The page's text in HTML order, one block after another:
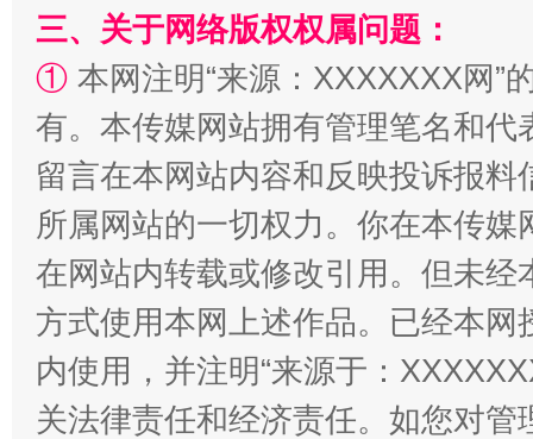
镜头丨大暑三秋近 山西：
三、关于网络版权权属问题：
① 本网注明“来源：XXXXXXX网”
有。本传媒网站拥有管理笔名和
留言在本网站内容和反映投诉报
所属网站的一切权力。你在本传
在网站内转载或修改引用。但未
方式使用本网上述作品。已经本
内使用，并注明“来源于：
关法律责任和经济责任。如您对